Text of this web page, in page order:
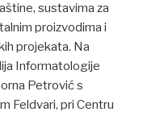
sustavima za
proizvodima i
projekata. Na
Informatologije
Petrović s
Feldvari, pri Centru